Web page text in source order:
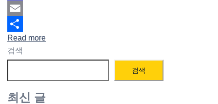
Mastodon
Email
Share
Read more
검색
검색
최신 글